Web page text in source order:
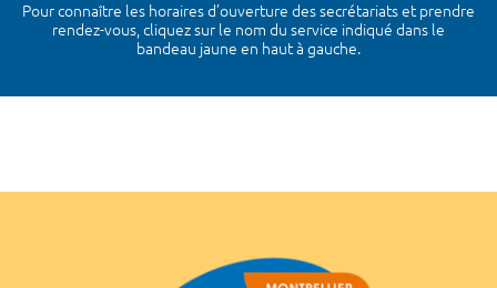
Pour connaître les horaires d’ouverture des secrétariats et prendre
rendez-vous, cliquez sur le nom du service indiqué dans le
bandeau jaune en haut à gauche.